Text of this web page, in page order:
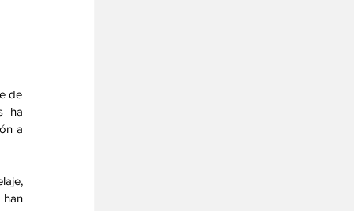
de
ha
a